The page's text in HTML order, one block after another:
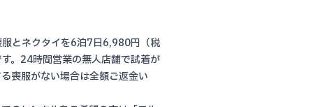
服とネクタイを6泊7日6,980円（税
。24時間営業の無人店舗で試着が
喪服がない場合は全額ご返金い